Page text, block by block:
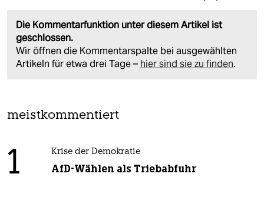
Die Kommentarfunktion unter diesem Artikel ist
geschlossen.
Wir öffnen die Kommentarspalte bei ausgewählten
Artikeln für etwa drei Tage – hier sind sie zu finden.
meistkommentiert
1 Krise der Demokratie
AfD-Wählen als Triebabfuhr